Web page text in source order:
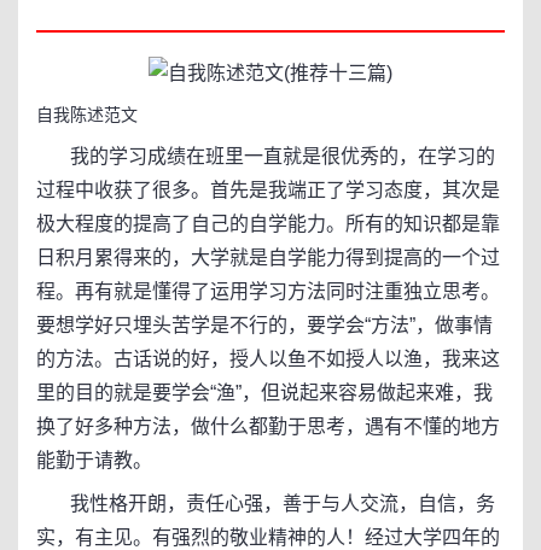
自我陈述范文
我的学习成绩在班里一直就是很优秀的，在学习的
过程中收获了很多。首先是我端正了学习态度，其次是
极大程度的提高了自己的自学能力。所有的知识都是靠
日积月累得来的，大学就是自学能力得到提高的一个过
程。再有就是懂得了运用学习方法同时注重独立思考。
要想学好只埋头苦学是不行的，要学会“方法”，做事情
的方法。古话说的好，授人以鱼不如授人以渔，我来这
里的目的就是要学会“渔”，但说起来容易做起来难，我
换了好多种方法，做什么都勤于思考，遇有不懂的地方
能勤于请教。
我性格开朗，责任心强，善于与人交流，自信，务
实，有主见。有强烈的敬业精神的人！经过大学四年的